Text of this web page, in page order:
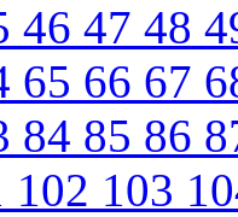
46 47 48
65 66 67
84 85 86
102 103